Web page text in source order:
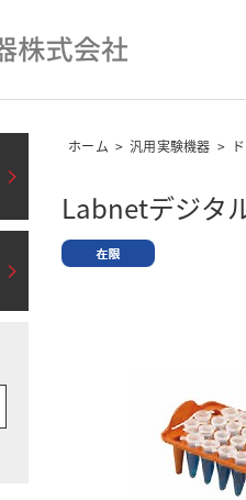
ホーム > 汎用実験機器 >
Labnetデジタ